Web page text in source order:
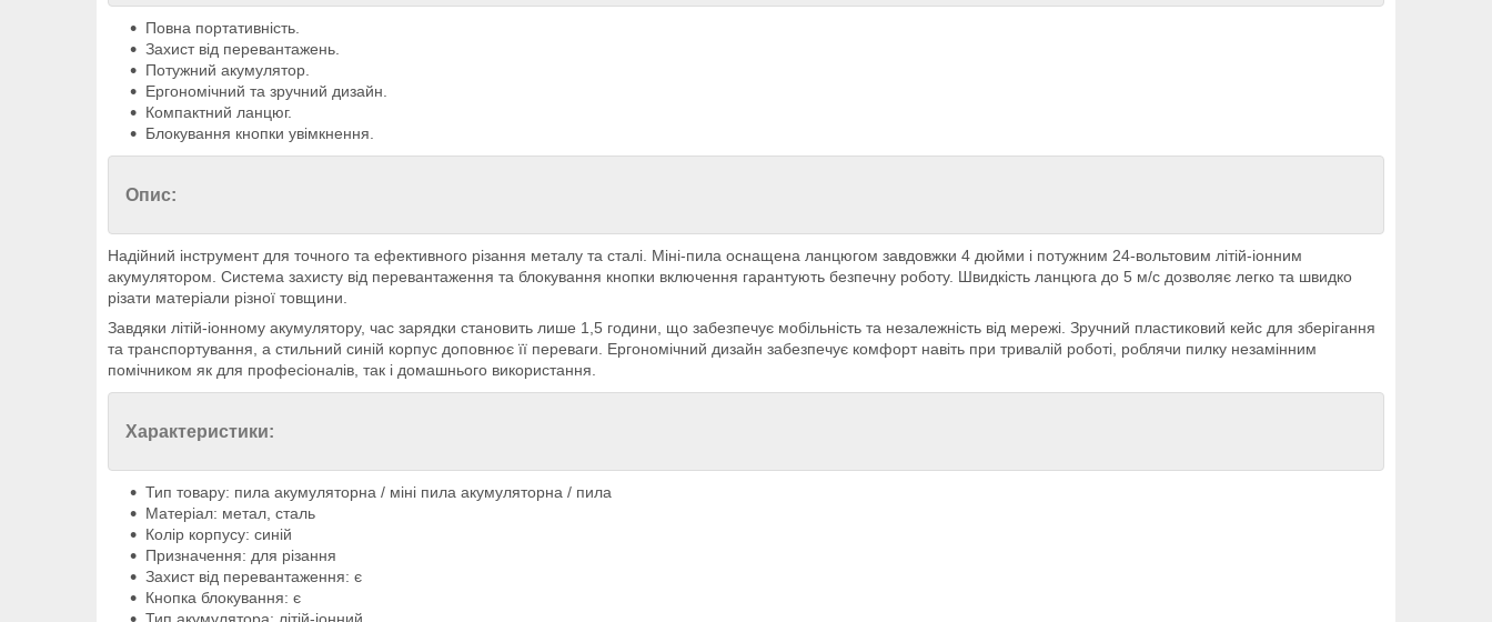
Повна портативність.
Захист від перевантажень.
Потужний акумулятор.
Ергономічний та зручний дизайн.
Компактний ланцюг.
Блокування кнопки увімкнення.
Опис:
Надійний інструмент для точного та ефективного різання металу та сталі. Міні-пила оснащена ланцюгом завдовжки 4 дюйми і потужним 24-вольтовим літій-іонним
акумулятором. Система захисту від перевантаження та блокування кнопки включення гарантують безпечну роботу. Швидкість ланцюга до 5 м/с дозволяє легко та швидко
різати матеріали різної товщини.
Завдяки літій-іонному акумулятору, час зарядки становить лише 1,5 години, що забезпечує мобільність та незалежність від мережі. Зручний пластиковий кейс для зберігання
та транспортування, а стильний синій корпус доповнює її переваги. Ергономічний дизайн забезпечує комфорт навіть при тривалій роботі, роблячи пилку незамінним
помічником як для професіоналів, так і домашнього використання.
Характеристики:
Тип товару: пила акумуляторна / міні пила акумуляторна / пила
Матеріал: метал, сталь
Колір корпусу: синій
Призначення: для різання
Захист від перевантаження: є
Кнопка блокування: є